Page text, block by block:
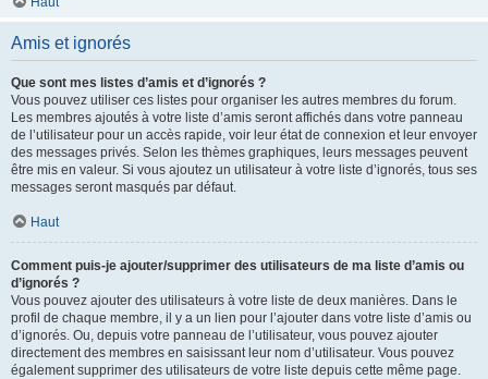
Amis et ignorés
Que sont mes listes d’amis et d’ignorés ?
Vous pouvez utiliser ces listes pour organiser les autres membres du forum.
Les membres ajoutés à votre liste d’amis seront affichés dans votre panneau
de l’utilisateur pour un accès rapide, voir leur état de connexion et leur envoyer
des messages privés. Selon les thèmes graphiques, leurs messages peuvent
être mis en valeur. Si vous ajoutez un utilisateur à votre liste d’ignorés, tous ses
messages seront masqués par défaut.
Haut
Comment puis-je ajouter/supprimer des utilisateurs de ma liste d’amis ou
d’ignorés ?
Vous pouvez ajouter des utilisateurs à votre liste de deux manières. Dans le
profil de chaque membre, il y a un lien pour l’ajouter dans votre liste d’amis ou
d’ignorés. Ou, depuis votre panneau de l’utilisateur, vous pouvez ajouter
directement des membres en saisissant leur nom d’utilisateur. Vous pouvez
également supprimer des utilisateurs de votre liste depuis cette même page.